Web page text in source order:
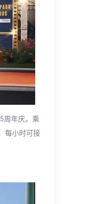
周年庆。乘
每小时可接